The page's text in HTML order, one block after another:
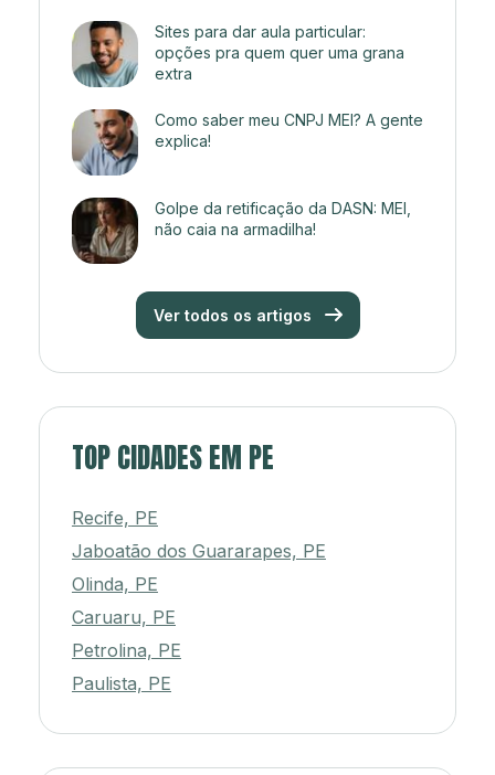
Sites para dar aula particular:
opções pra quem quer uma grana
extra
Como saber meu CNPJ MEI? A gente
explica!
Golpe da retificação da DASN: MEI,
não caia na armadilha!
Ver todos os artigos
TOP CIDADES EM PE
Recife, PE
Jaboatão dos Guararapes, PE
Olinda, PE
Caruaru, PE
Petrolina, PE
Paulista, PE